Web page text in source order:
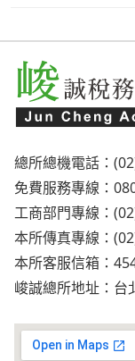
總所總機電話：
免費服務專線：
工商部門專線：
本所傳真專線：
本所客服信箱：
峻誠總所地址：台